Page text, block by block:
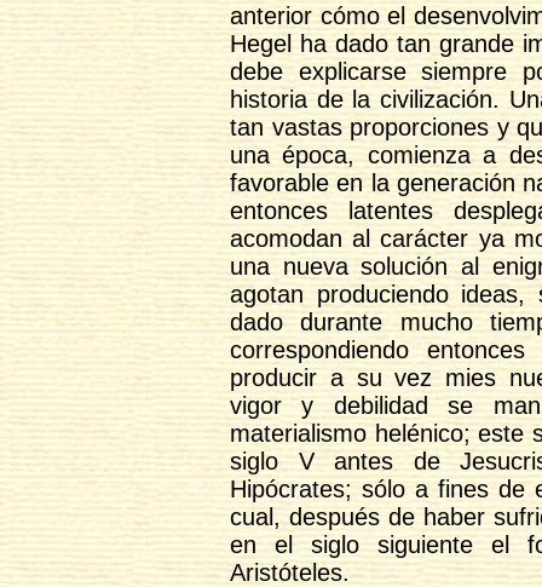
anterior cómo el
Hegel ha dado tan grande
debe explicarse siempre
historia de la civilización.
tan vastas proporciones y
una época, comienza a
favorable en la generación
entonces latentes
acomodan al carácter ya
una nueva solución al
agotan produciendo
dado durante mucho
correspondiendo
producir a su vez mies
vigor y debilidad se
materialismo helénico; este
siglo V antes de
Hipócrates; sólo a fines de
cual, después de haber
en el siglo siguiente el
Aristóteles.